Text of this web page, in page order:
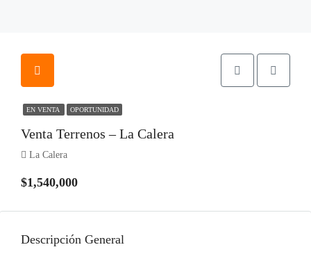
EN VENTA OPORTUNIDAD
Venta Terrenos – La Calera
La Calera
$1,540,000
Descripción General